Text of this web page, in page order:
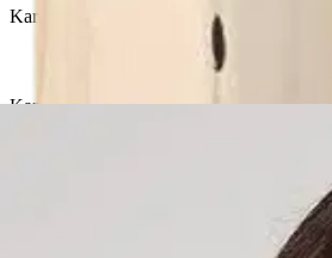
Karusellin nuolipainikkeet
Karusellin pikakuvakkeet